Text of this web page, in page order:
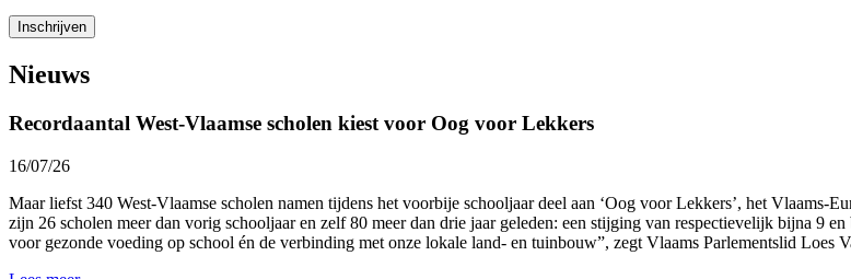
Nieuws
Recordaantal West-Vlaamse scholen kiest voor Oog voor Lekkers
16/07/26
Maar liefst 340 West-Vlaamse scholen namen tijdens het voorbije schooljaar deel aan ‘Oog voor Lekkers’, het Vlaams-
zijn 26 scholen meer dan vorig schooljaar en zelf 80 meer dan drie jaar geleden: een stijging van respectievelijk bijna 9
voor gezonde voeding op school én de verbinding met onze lokale land- en tuinbouw”, zegt Vlaams Parlementslid Loes